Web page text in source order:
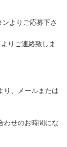
よりご応募下さ
りご連絡致しま
り、メールまたは
わせのお時間にな